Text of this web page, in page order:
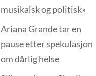
musikalsk og politisk»
Ariana Grande tar en
pause etter spekulasjon
om dårlig helse